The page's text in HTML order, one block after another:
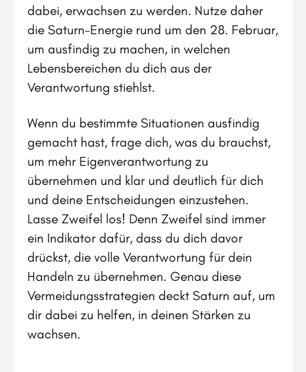
dabei, erwachsen zu werden. Nutze daher
die Saturn-Energie rund um den 28. Februar,
um ausfindig zu machen, in welchen
Lebensbereichen du dich aus der
Verantwortung stiehlst.
Wenn du bestimmte Situationen ausfindig
gemacht hast, frage dich, was du brauchst,
um mehr Eigenverantwortung zu
übernehmen und klar und deutlich für dich
und deine Entscheidungen einzustehen.
Lasse Zweifel los! Denn Zweifel sind immer
ein Indikator dafür, dass du dich davor
drückst, die volle Verantwortung für dein
Handeln zu übernehmen. Genau diese
Vermeidungsstrategien deckt Saturn auf, um
dir dabei zu helfen, in deinen Stärken zu
wachsen.